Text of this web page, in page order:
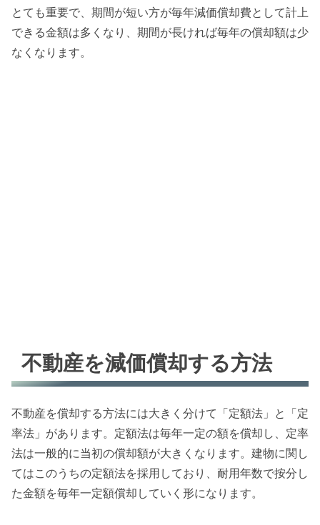
とても重要で、期間が短い方が毎年減価償却費として計上
できる金額は多くなり、期間が長ければ毎年の償却額は少
なくなります。
不動産を減価償却する方法
不動産を償却する方法には大きく分けて「定額法」と「定
率法」があります。定額法は毎年一定の額を償却し、定率
法は一般的に当初の償却額が大きくなります。建物に関し
てはこのうちの定額法を採用しており、耐用年数で按分し
た金額を毎年一定額償却していく形になります。